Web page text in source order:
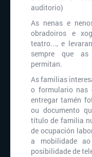
auditorio)
As nenas e
obradoiros e
teatro..., e
sempre que as
permitan.
As familias
o formulario nas
entregar tamén
ou documento
título de familia
de ocupación
a mobilidade
posibilidade de